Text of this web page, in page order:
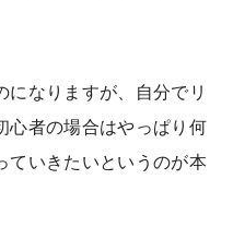
なりますが、自分でリ
心者の場合はやっぱり何
ていきたいというのが本